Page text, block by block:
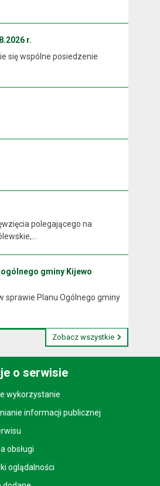
r.
się wspólne posiedzenie
polegającego na
ogólnego gminy Kijewo
sprawie Planu Ogólnego gminy
Zobacz wszystkie
o serwisie
wykorzystanie
informacji publicznej
obsługi
oglądalności